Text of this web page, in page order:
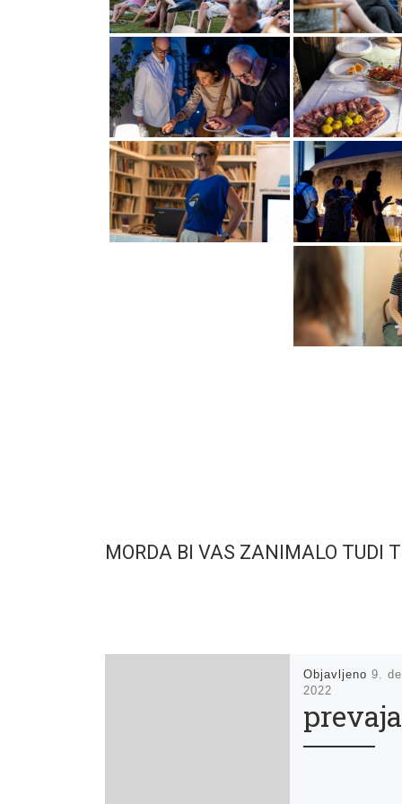
MORDA BI VAS ZANIMALO TUDI
Objavljeno 9.
2022